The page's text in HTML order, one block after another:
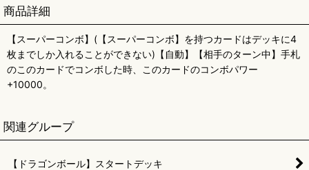
商品詳細
【スーパーコンボ】(【スーパーコンボ】を持つカードはデッキに4
枚までしか入れることができない)【自動】【相手のターン中】手札
のこのカードでコンボした時、このカードのコンボパワー
+10000。
関連グループ
【ドラゴンボール】スタートデッキ